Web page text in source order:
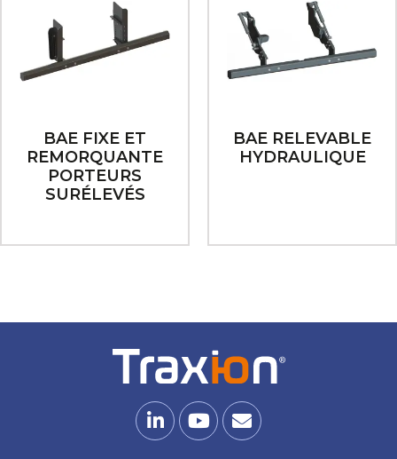
BAE FIXE ET
REMORQUANTE
PORTEURS
SURÉLEVÉS
BAE RELEVABLE
HYDRAULIQUE